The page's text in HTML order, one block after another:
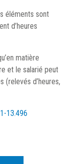
éléments sont
d’heures
matière
et le salarié peut
d’heures,
13.496